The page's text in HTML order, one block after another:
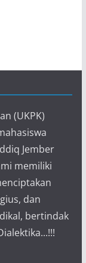
(UKPK)
Jember
memiliki
dan
bertindak